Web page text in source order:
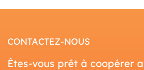
CONTACTEZ-NOUS
Êtes-vous prêt à coopérer